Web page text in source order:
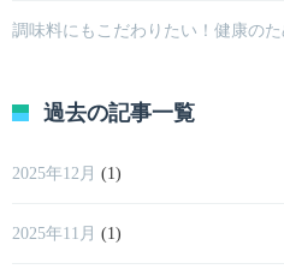
調味料にもこだわりたい！健康の
過去の記事一覧
2025年12月 (1)
2025年11月 (1)